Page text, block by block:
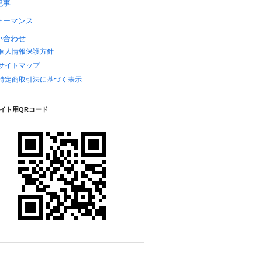
事
ーマンス
合わせ
人情報保護方針
イトマップ
定商取引法に基づく表示
ト用QRコード